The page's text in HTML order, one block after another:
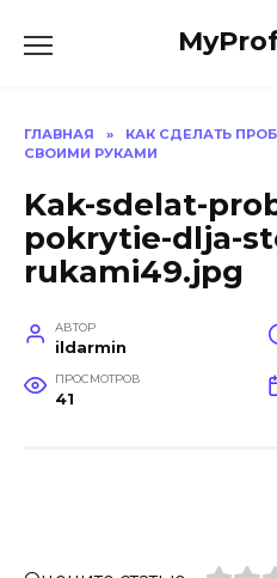
ГЛАВНАЯ »
КАК СДЕЛАТЬ
СВОИМИ РУКАМИ
Kak-sdelat-
pokrytie-dlja-
rukami49.jpg
АВТОР
ildarmin
ПРОСМОТРОВ
41